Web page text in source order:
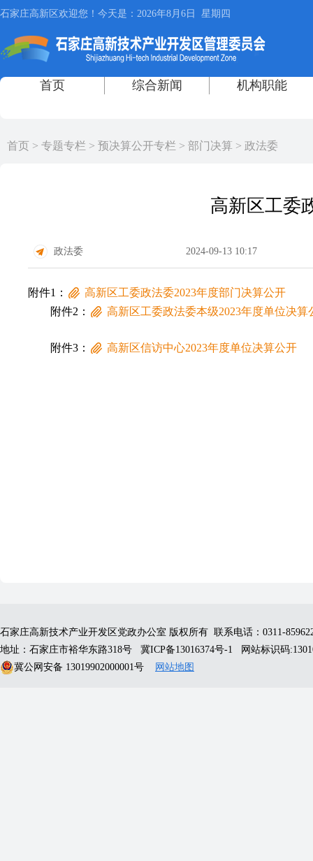
首页 > 专题专栏 > 预决算公开专栏 > 部门决算 > 政法委
高新区工委
政法委 2024-09-13 10:17
附件1：
高新区工委政法委2023年度部门决算公开
附件2：
高新区工委政法委本级2023年度单位决算
附件3： 高新区信访中心2023年度单位决算公开